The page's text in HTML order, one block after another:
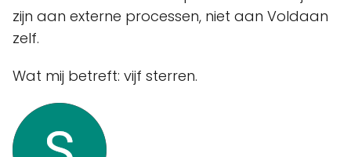
zijn aan externe processen, niet aan Voldaan
zelf.
Wat mij betreft: vijf sterren.